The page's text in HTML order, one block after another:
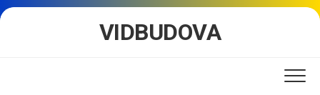
Skip
VIDBUDOVA